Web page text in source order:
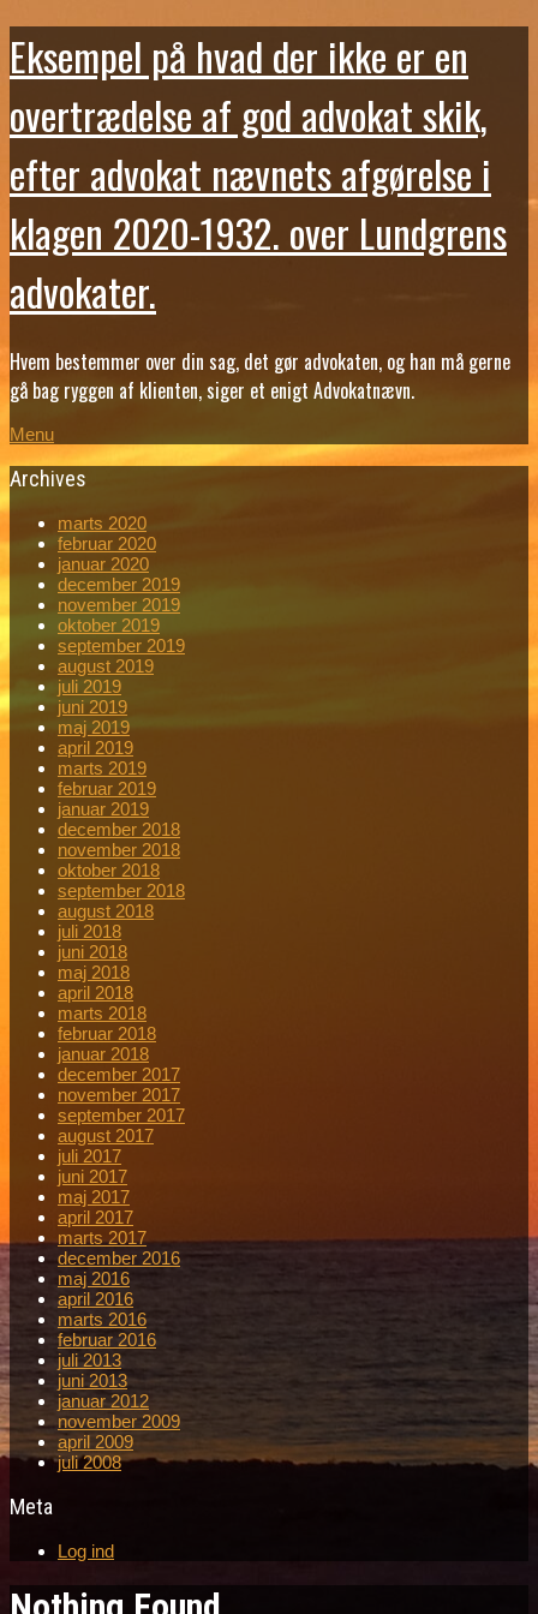
Eksempel på hvad der ikke er en
overtrædelse af god advokat skik,
efter advokat nævnets afgørelse i
klagen 2020-1932. over Lundgrens
advokater.
Hvem bestemmer over din sag, det gør advokaten, og han må gerne
gå bag ryggen af klienten, siger et enigt Advokatnævn.
Menu
Archives
marts 2020
februar 2020
januar 2020
december 2019
november 2019
oktober 2019
september 2019
august 2019
juli 2019
juni 2019
maj 2019
april 2019
marts 2019
februar 2019
januar 2019
december 2018
november 2018
oktober 2018
september 2018
august 2018
juli 2018
juni 2018
maj 2018
april 2018
marts 2018
februar 2018
januar 2018
december 2017
november 2017
september 2017
august 2017
juli 2017
juni 2017
maj 2017
april 2017
marts 2017
december 2016
maj 2016
april 2016
marts 2016
februar 2016
juli 2013
juni 2013
januar 2012
november 2009
april 2009
juli 2008
Meta
Log ind